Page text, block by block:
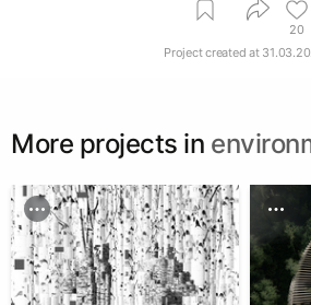
20
Project created at
More projects in